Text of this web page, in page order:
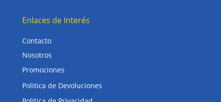
Enlaces de Interés
Contacto
Nosotros
Promociones
Politica de Devoluciones